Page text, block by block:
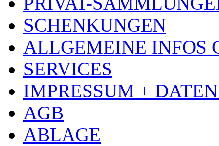
SCHENKUNGEN
ALLGEMEINE INFOS
SERVICES
IMPRESSUM +
AGB
ABLAGE